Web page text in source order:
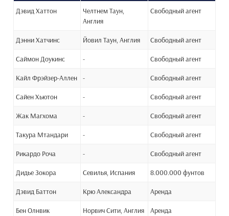
Дэвид Хаттон
Челтнем Таун,
Англия
Свободный агент
Дэнни Хатчинс Йовил Таун, Англия Свободный агент
Саймон Доукинс - Свободный агент
Кайл Фрэйзер-Аллен - Свободный агент
Сайен Хьютон - Свободный агент
Жак Магхома - Свободный агент
Такура Мтандари - Свободный агент
Рикардо Роча - Свободный агент
Дидье Зокора Севилья, Испания 8.000.000 фунтов
Дэвид Баттон Крю Александра Аренда
Бен Олнвик Норвич Сити, Англия Аренда